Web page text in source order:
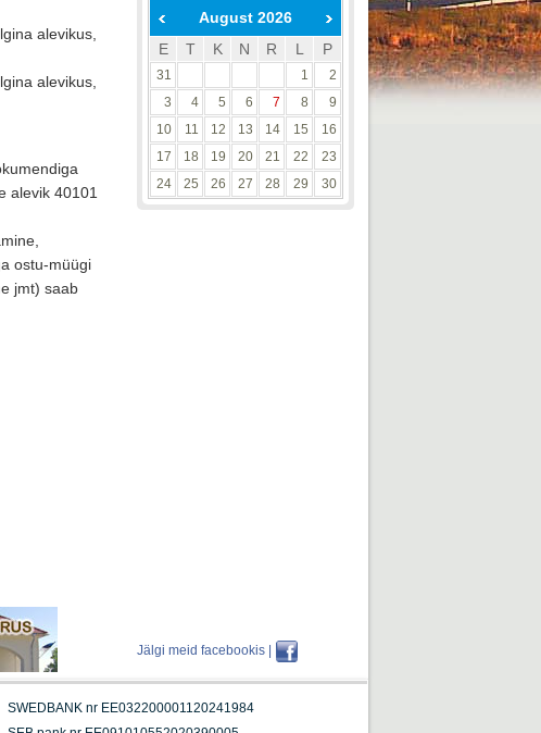
alevikus,
alevikus,
alevik 40101
ostu-müügi
jmt) saab
August 2026
E
T K N R L P
31 1
2
3
4 5 6 7 8
9
10
11 12 13 14 15
16
17
18 19 20 21 22
23
24
25 26 27 28 29 30
Jälgi meid facebookis |
SWEDBANK nr EE032200001120241984